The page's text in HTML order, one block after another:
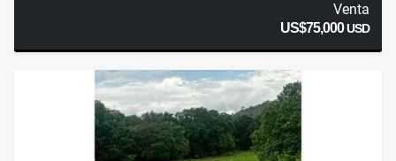
Venta
US$75,000USD